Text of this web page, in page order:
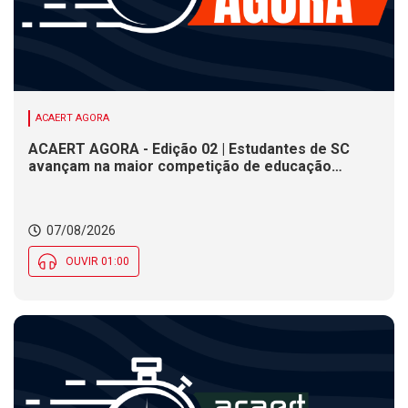
ACAERT AGORA
ACAERT AGORA - Edição 02 | Estudantes de SC
avançam na maior competição de educação
Social nesta sexta (7)
07/08/2026
OUVIR 01:00